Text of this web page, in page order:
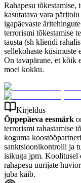
Rahapesu tõkestamise,
kasutatava vara
igapäevaste
terrorismi tõkestamise
tausta (sh kliendi
sellekohaste küsimuste
On tavapärane, et kõik
moel kokku.
Kirjeldus
Õppepäeva eesmärk
terrorismi rahastamise
koguma
sanktsioonikontrolli ja
isikuga jpm. Koolitusel
rahapesu uurijate
juba käib.